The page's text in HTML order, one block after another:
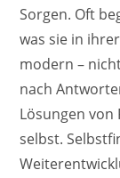
Sorgen. Oft
was sie in
modern –
nach
Lösungen
selbst.